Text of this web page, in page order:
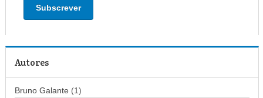
o
d
e
Autores
Bruno Galante (1)